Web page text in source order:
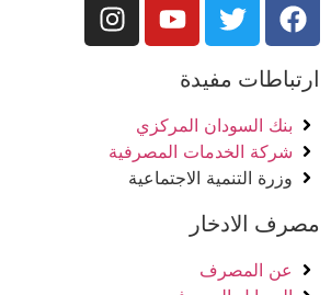
ارتباطات مفيدة
بنك السودان المركزي
شركة الخدمات المصرفية
وزرة التنمية الاجتماعية
مصرف الادخار
عن المصرف